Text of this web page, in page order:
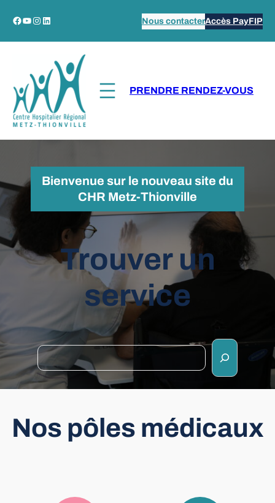
Facebook
YouTube
Instagram
LinkedIn Nous contacterAccès PayFIP
PRENDRE RENDEZ-VOUS
Bienvenue sur le nouveau site du
CHR Metz-Thionville
Trouver un
service
Rechercher
Nos pôles médicaux